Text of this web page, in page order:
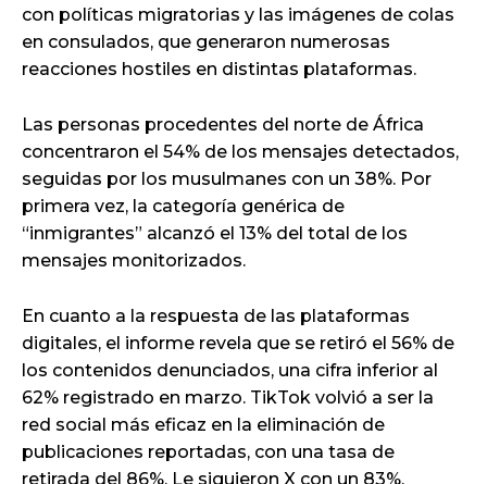
con políticas migratorias y las imágenes de colas
en consulados, que generaron numerosas
reacciones hostiles en distintas plataformas.
Las personas procedentes del norte de África
concentraron el 54% de los mensajes detectados,
seguidas por los musulmanes con un 38%. Por
primera vez, la categoría genérica de
“inmigrantes” alcanzó el 13% del total de los
mensajes monitorizados.
En cuanto a la respuesta de las plataformas
digitales, el informe revela que se retiró el 56% de
los contenidos denunciados, una cifra inferior al
62% registrado en marzo. TikTok volvió a ser la
red social más eficaz en la eliminación de
publicaciones reportadas, con una tasa de
retirada del 86%. Le siguieron X con un 83%,